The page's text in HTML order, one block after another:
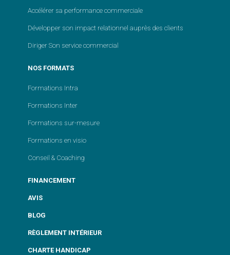
Accélérer sa performance commerciale
Développer son impact relationnel auprès des clients
Diriger Son service commercial
NOS FORMATS
Formations Intra
Formations Inter
Formations sur-mesure
Formations en visio
Conseil & Coaching
FINANCEMENT
AVIS
BLOG
RÈGLEMENT INTÉRIEUR
CHARTE HANDICAP